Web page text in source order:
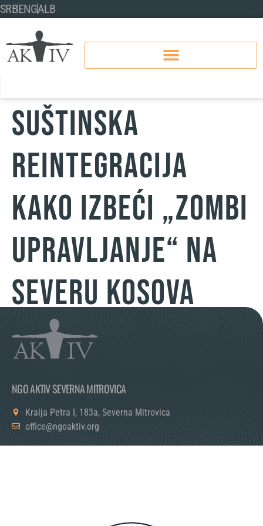
SRBENGALB
Suštinska
reintegracija
kako izbeći „Zombi
Upravljanje“ na
severu Kosova
NGO AKTIV SEVERNA MITROVICA
Kralja Petra I, 183a, Severna Mitrovica
office@ngoaktiv.org